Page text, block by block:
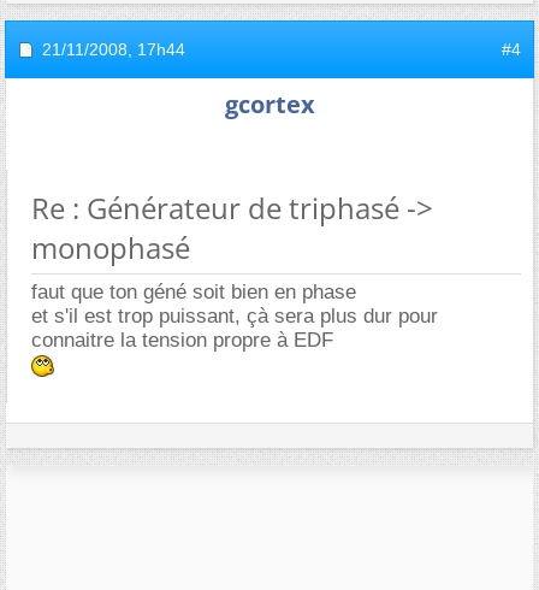
21/11/2008, 17h44 #4
gcortex
Re : Générateur de triphasé ->
monophasé
faut que ton géné soit bien en phase
et s'il est trop puissant, çà sera plus dur pour
connaitre la tension propre à EDF